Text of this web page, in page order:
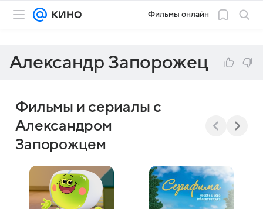
Фильмы онлайн
Александр Запорожец
Фильмы и сериалы с
Александром
Запорожцем